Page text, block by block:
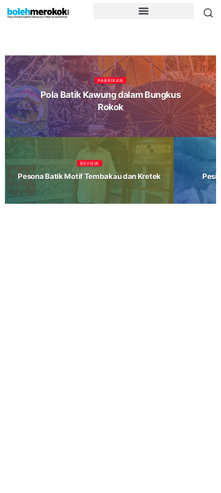
PABRIKAN
Pola Batik Kawung dalam Bungkus
Rokok
REVIEW
Pesona Batik Motif Tembakau dan Kretek